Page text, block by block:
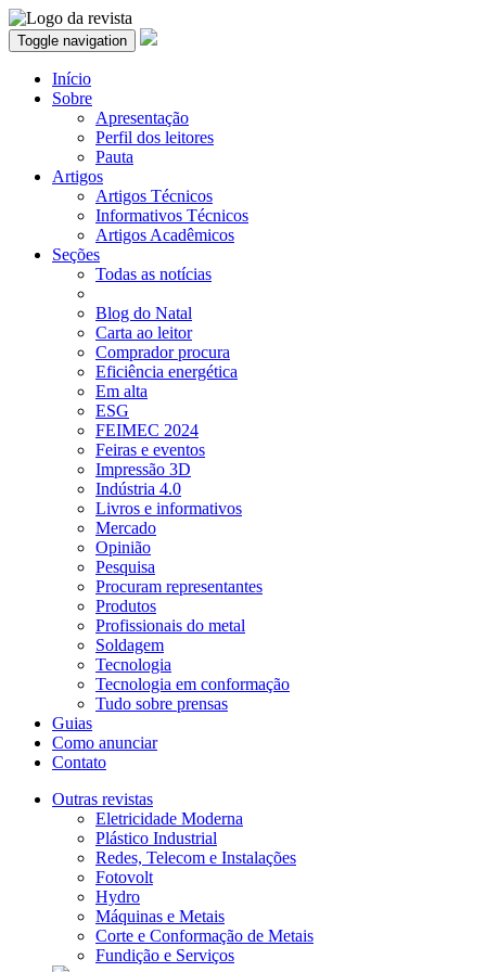
Toggle navigation
Início
Sobre
Apresentação
Perfil dos leitores
Pauta
Artigos
Artigos Técnicos
Informativos Técnicos
Artigos Acadêmicos
Seções
Todas as notícias
Blog do Natal
Carta ao leitor
Comprador procura
Eficiência energética
Em alta
ESG
FEIMEC 2024
Feiras e eventos
Impressão 3D
Indústria 4.0
Livros e informativos
Mercado
Opinião
Pesquisa
Procuram representantes
Produtos
Profissionais do metal
Soldagem
Tecnologia
Tecnologia em conformação
Tudo sobre prensas
Guias
Como anunciar
Contato
Outras revistas
Eletricidade Moderna
Plástico Industrial
Redes, Telecom e Instalações
Fotovolt
Hydro
Máquinas e Metais
Corte e Conformação de Metais
Fundição e Serviços